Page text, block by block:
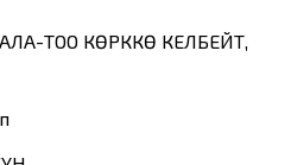
ТОО КӨРККӨ КЕЛБЕЙТ,